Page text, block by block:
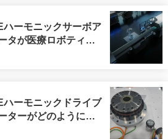
ハーモニックサーボア
タが医療ロボティク
ハーモニックドライブ
ターがどのように超